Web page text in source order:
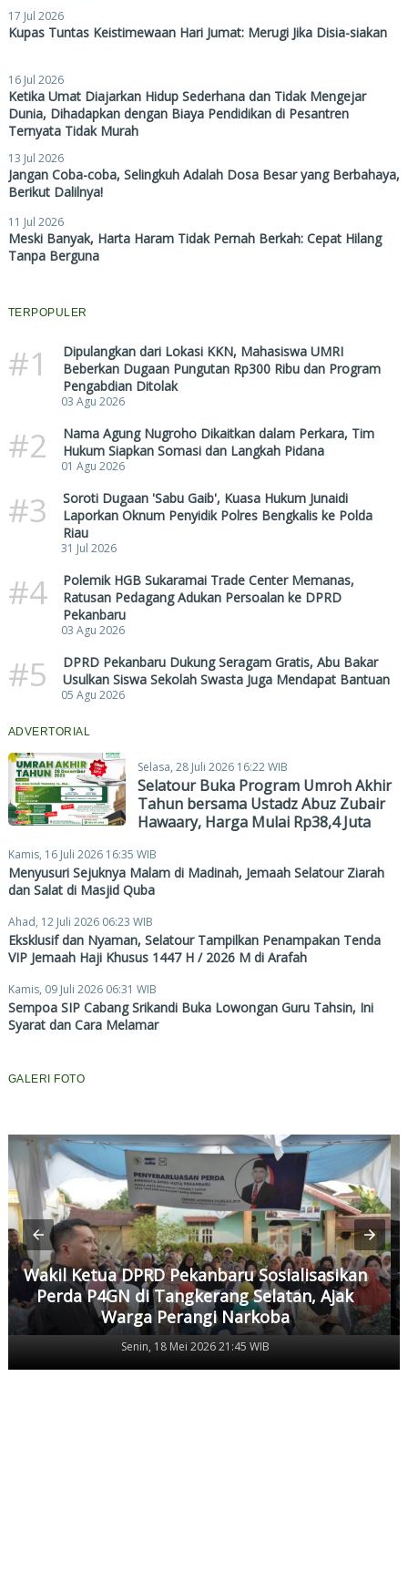
17 Jul 2026
Kupas Tuntas Keistimewaan Hari Jumat: Merugi Jika Disia-siakan
16 Jul 2026
Ketika Umat Diajarkan Hidup Sederhana dan Tidak Mengejar
Dunia, Dihadapkan dengan Biaya Pendidikan di Pesantren
Ternyata Tidak Murah
13 Jul 2026
Jangan Coba-coba, Selingkuh Adalah Dosa Besar yang Berbahaya,
Berikut Dalilnya!
11 Jul 2026
Meski Banyak, Harta Haram Tidak Pernah Berkah: Cepat Hilang
Tanpa Berguna
TERPOPULER
#1
Dipulangkan dari Lokasi KKN, Mahasiswa UMRI
Beberkan Dugaan Pungutan Rp300 Ribu dan Program
Pengabdian Ditolak
03 Agu 2026
#2
Nama Agung Nugroho Dikaitkan dalam Perkara, Tim
Hukum Siapkan Somasi dan Langkah Pidana
01 Agu 2026
#3
Soroti Dugaan 'Sabu Gaib', Kuasa Hukum Junaidi
Laporkan Oknum Penyidik Polres Bengkalis ke Polda
Riau
31 Jul 2026
#4
Polemik HGB Sukaramai Trade Center Memanas,
Ratusan Pedagang Adukan Persoalan ke DPRD
Pekanbaru
03 Agu 2026
#5
DPRD Pekanbaru Dukung Seragam Gratis, Abu Bakar
Usulkan Siswa Sekolah Swasta Juga Mendapat Bantuan
05 Agu 2026
ADVERTORIAL
Selasa, 28 Juli 2026 16:22 WIB
Selatour Buka Program Umroh Akhir
Tahun bersama Ustadz Abuz Zubair
Hawaary, Harga Mulai Rp38,4 Juta
Kamis, 16 Juli 2026 16:35 WIB
Menyusuri Sejuknya Malam di Madinah, Jemaah Selatour Ziarah
dan Salat di Masjid Quba
Ahad, 12 Juli 2026 06:23 WIB
Eksklusif dan Nyaman, Selatour Tampilkan Penampakan Tenda
VIP Jemaah Haji Khusus 1447 H / 2026 M di Arafah
Kamis, 09 Juli 2026 06:31 WIB
Sempoa SIP Cabang Srikandi Buka Lowongan Guru Tahsin, Ini
Syarat dan Cara Melamar
GALERI FOTO
Wakil Ketua DPRD Pekanbaru Sosialisasikan
Perda P4GN di Tangkerang Selatan, Ajak
Warga Perangi Narkoba
Senin, 18 Mei 2026 21:45 WIB